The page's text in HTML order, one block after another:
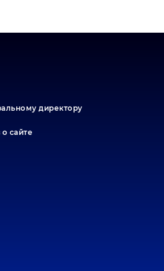
Екатеринбург - Уйское
Иваново - Уйское
директору
сайте